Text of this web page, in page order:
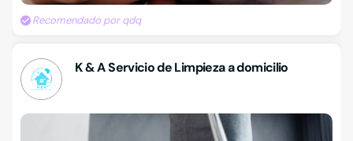
Recomendado por qdq
K & A Servicio de Limpieza a domicilio